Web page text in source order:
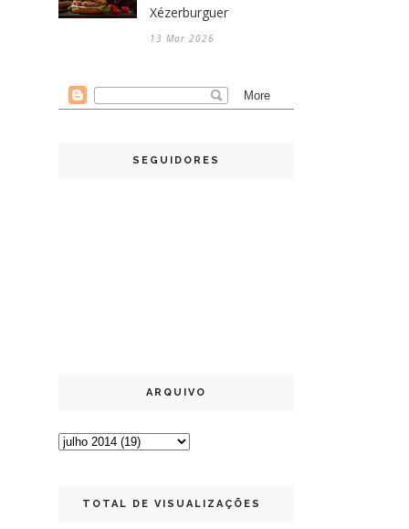
Xézerburguer
13 Mar 2026
SEGUIDORES
ARQUIVO
TOTAL DE VISUALIZAÇÕES